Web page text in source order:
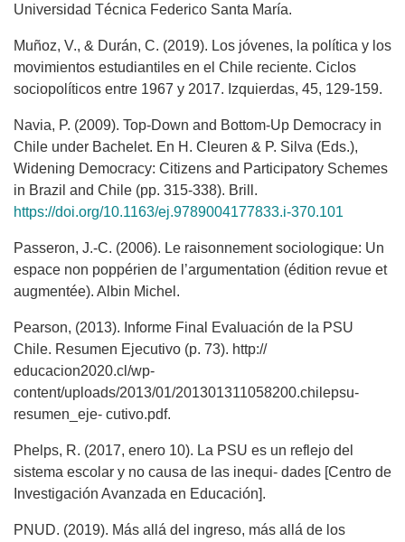
Universidad Técnica Federico Santa María.
Muñoz, V., & Durán, C. (2019). Los jóvenes, la política y los
movimientos estudiantiles en el Chile reciente. Ciclos
sociopolíticos entre 1967 y 2017. Izquierdas, 45, 129-159.
Navia, P. (2009). Top-Down and Bottom-Up Democracy in
Chile under Bachelet. En H. Cleuren & P. Silva (Eds.),
Widening Democracy: Citizens and Participatory Schemes
in Brazil and Chile (pp. 315-338). Brill.
https://doi.org/10.1163/ej.9789004177833.i-370.101
Passeron, J.-C. (2006). Le raisonnement sociologique: Un
espace non poppérien de l’argumentation (édition revue et
augmentée). Albin Michel.
Pearson, (2013). Informe Final Evaluación de la PSU
Chile. Resumen Ejecutivo (p. 73). http://
educacion2020.cl/wp-
content/uploads/2013/01/201301311058200.chilepsu-
resumen_eje- cutivo.pdf.
Phelps, R. (2017, enero 10). La PSU es un reflejo del
sistema escolar y no causa de las inequi- dades [Centro de
Investigación Avanzada en Educación].
PNUD. (2019). Más allá del ingreso, más allá de los